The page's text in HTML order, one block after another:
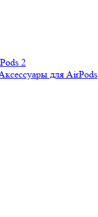
2
для AirPods